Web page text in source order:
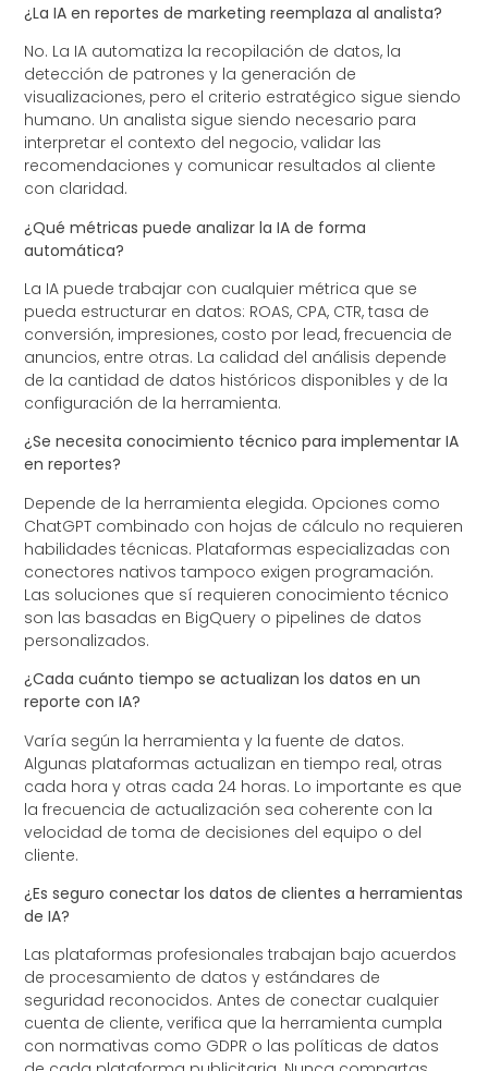
¿La IA en reportes de marketing reemplaza al analista?
No. La IA automatiza la recopilación de datos, la
detección de patrones y la generación de
visualizaciones, pero el criterio estratégico sigue siendo
humano. Un analista sigue siendo necesario para
interpretar el contexto del negocio, validar las
recomendaciones y comunicar resultados al cliente
con claridad.
¿Qué métricas puede analizar la IA de forma
automática?
La IA puede trabajar con cualquier métrica que se
pueda estructurar en datos: ROAS, CPA, CTR, tasa de
conversión, impresiones, costo por lead, frecuencia de
anuncios, entre otras. La calidad del análisis depende
de la cantidad de datos históricos disponibles y de la
configuración de la herramienta.
¿Se necesita conocimiento técnico para implementar IA
en reportes?
Depende de la herramienta elegida. Opciones como
ChatGPT combinado con hojas de cálculo no requieren
habilidades técnicas. Plataformas especializadas con
conectores nativos tampoco exigen programación.
Las soluciones que sí requieren conocimiento técnico
son las basadas en BigQuery o pipelines de datos
personalizados.
¿Cada cuánto tiempo se actualizan los datos en un
reporte con IA?
Varía según la herramienta y la fuente de datos.
Algunas plataformas actualizan en tiempo real, otras
cada hora y otras cada 24 horas. Lo importante es que
la frecuencia de actualización sea coherente con la
velocidad de toma de decisiones del equipo o del
cliente.
¿Es seguro conectar los datos de clientes a herramientas
de IA?
Las plataformas profesionales trabajan bajo acuerdos
de procesamiento de datos y estándares de
seguridad reconocidos. Antes de conectar cualquier
cuenta de cliente, verifica que la herramienta cumpla
con normativas como GDPR o las políticas de datos